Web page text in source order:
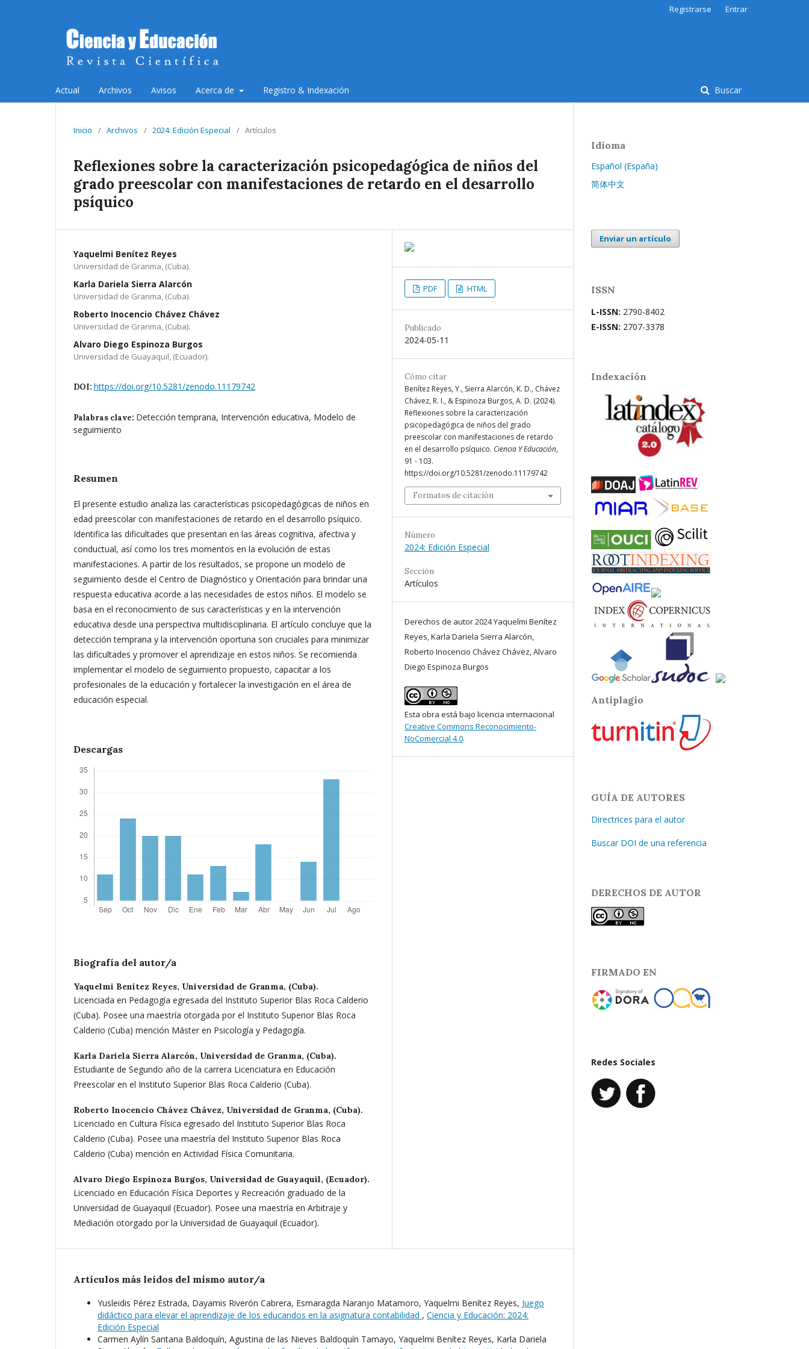
Actual Archivos Avisos Acerca de Registro & Indexación Buscar
Registrarse Entrar
Inicio / Archivos / 2024: Edición Especial / Artículos
Reflexiones sobre la caracterización psicopedagógica de niños del
grado preescolar con manifestaciones de retardo en el desarrollo
psíquico
Yaquelmi Benítez Reyes
Universidad de Granma, (Cuba).
Karla Dariela Sierra Alarcón
Universidad de Granma, (Cuba).
Roberto Inocencio Chávez Chávez
Universidad de Granma, (Cuba).
Alvaro Diego Espinoza Burgos
Universidad de Guayaquil, (Ecuador).
DOI: https://doi.org/10.5281/zenodo.11179742
Palabras clave: Detección temprana, Intervención educativa, Modelo de
seguimiento
Resumen
El presente estudio analiza las características psicopedagógicas de niños en
edad preescolar con manifestaciones de retardo en el desarrollo psíquico.
Identifica las dificultades que presentan en las áreas cognitiva, afectiva y
conductual, así como los tres momentos en la evolución de estas
manifestaciones. A partir de los resultados, se propone un modelo de
seguimiento desde el Centro de Diagnóstico y Orientación para brindar una
respuesta educativa acorde a las necesidades de estos niños. El modelo se
basa en el reconocimiento de sus características y en la intervención
educativa desde una perspectiva multidisciplinaria. El artículo concluye que la
detección temprana y la intervención oportuna son cruciales para minimizar
las dificultades y promover el aprendizaje en estos niños. Se recomienda
implementar el modelo de seguimiento propuesto, capacitar a los
profesionales de la educación y fortalecer la investigación en el área de
educación especial.
Descargas
Biografía del autor/a
Yaquelmi Benítez Reyes, Universidad de Granma, (Cuba).
Licenciada en Pedagogía egresada del Instituto Superior Blas Roca Calderio
(Cuba). Posee una maestría otorgada por el Instituto Superior Blas Roca
Calderio (Cuba) mención Máster en Psicología y Pedagogía.
Karla Dariela Sierra Alarcón, Universidad de Granma, (Cuba).
Estudiante de Segundo año de la carrera Licenciatura en Educación
Preescolar en el Instituto Superior Blas Roca Calderio (Cuba).
Roberto Inocencio Chávez Chávez, Universidad de Granma, (Cuba).
Licenciado en Cultura Física egresado del Instituto Superior Blas Roca
Calderio (Cuba). Posee una maestría del Instituto Superior Blas Roca
Calderio (Cuba) mención en Actividad Física Comunitaria.
Alvaro Diego Espinoza Burgos, Universidad de Guayaquil, (Ecuador).
Licenciado en Educación Física Deportes y Recreación graduado de la
Universidad de Guayaquil (Ecuador). Posee una maestría en Arbitraje y
Mediación otorgado por la Universidad de Guayaquil (Ecuador).
PDF HTML
Publicado
2024-05-11
Cómo citar
Benítez Reyes, Y., Sierra Alarcón, K. D., Chávez
Chávez, R. I., & Espinoza Burgos, A. D. (2024).
Reflexiones sobre la caracterización
psicopedagógica de niños del grado
preescolar con manifestaciones de retardo
en el desarrollo psíquico. Ciencia Y Educación,
91 - 103.
https://doi.org/10.5281/zenodo.11179742
Formatos de citación
Número
2024: Edición Especial
Sección
Artículos
Derechos de autor 2024 Yaquelmi Benítez
Reyes, Karla Dariela Sierra Alarcón,
Roberto Inocencio Chávez Chávez, Alvaro
Diego Espinoza Burgos
Esta obra está bajo licencia internacional
Creative Commons Reconocimiento-
NoComercial 4.0.
Artículos más leídos del mismo autor/a
Yusleidis Pérez Estrada, Dayamis Riverón Cabrera, Esmaragda Naranjo Matamoro, Yaquelmi Benítez Reyes, Juego
didáctico para elevar el aprendizaje de los educandos en la asignatura contabilidad , Ciencia y Educación: 2024:
Edición Especial
Carmen Aylín Santana Baldoquín, Agustina de las Nieves Baldoquín Tamayo, Yaquelmi Benítez Reyes, Karla Dariela
Idioma
Español (España)
简体中文
Enviar un artículo
ISSN
L-ISSN: 2790-8402
E-ISSN: 2707-3378
Indexación
Antiplagio
GUÍA DE AUTORES
Directrices para el autor
Buscar DOI de una referencia
DERECHOS DE AUTOR
FIRMADO EN
Redes Sociales